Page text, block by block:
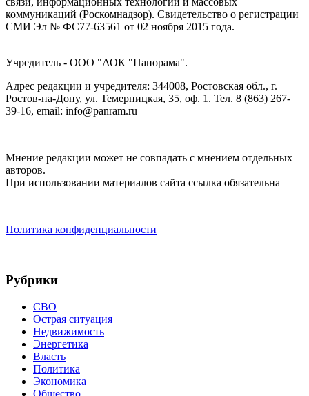
коммуникаций (Роскомнадзор). Cвидетельство о регистрации
СМИ Эл № ФС77-63561 от 02 ноября 2015 года.
Учредитель - ООО "АОК "Панорама".
Адрес редакции и учредителя: 344008, Ростовская обл., г.
Ростов-на-Дону, ул. Темерницкая, 35, оф. 1. Тел. 8 (863) 267-
39-16, email: info@panram.ru
Мнение редакции может не совпадать с мнением отдельных
авторов.
При использовании материалов сайта ссылка обязательна
Политика конфиденциальности
Рубрики
СВО
Острая ситуация
Недвижимость
Энергетика
Власть
Политика
Экономика
Общество